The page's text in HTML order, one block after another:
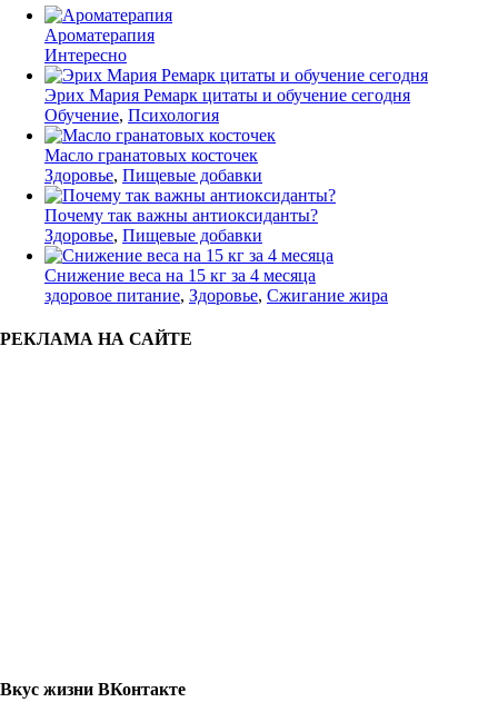
Ароматерапия
Интересно
Эрих Мария Ремарк цитаты и обучение сегодня
Обучение, Психология
Масло гранатовых косточек
Здоровье, Пищевые добавки
Почему так важны антиоксиданты?
Здоровье, Пищевые добавки
Снижение веса на 15 кг за 4 месяца
здоровое питание, Здоровье, Сжигание жира
РЕКЛАМА НА САЙТЕ
Вкус жизни ВКонтакте